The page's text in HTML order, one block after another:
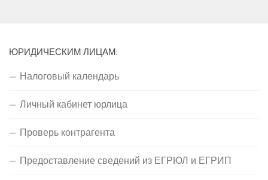
ЮРИДИЧЕСКИМ ЛИЦАМ:
Налоговый календарь
Личный кабинет юрлица
Проверь контрагента
Предоставление сведений из ЕГРЮЛ и ЕГРИП